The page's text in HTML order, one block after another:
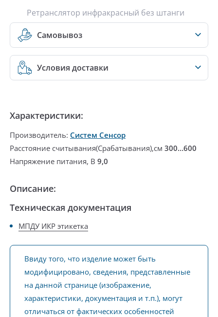
Ретранслятор инфракрасный без штанги
Самовывоз
Условия доставки
Характеристики:
Производитель: Систем Сенсор
Расстояние считывания(Срабатывания),см 300…600
Напряжение питания, В 9,0
Описание:
Техническая документация
МПДУ ИКР этикетка
Ввиду того, что изделие может быть
модифицировано, сведения, представленные
на данной странице (изображение,
характеристики, документация и т.п.), могут
отличаться от фактических особенностей